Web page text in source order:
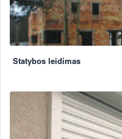
Statybos leidimas